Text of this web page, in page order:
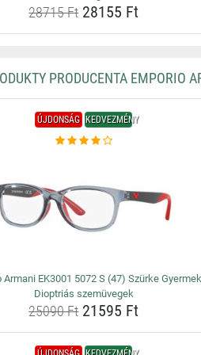
28715 Ft28155 Ft
PRODUCENTA EMPORIO
ÚJDONSÁG KEDVEZMÉNY
Armani EK3001 5072 S (47) Szürke
Dioptriás szemüvegek
25090 Ft21595 Ft